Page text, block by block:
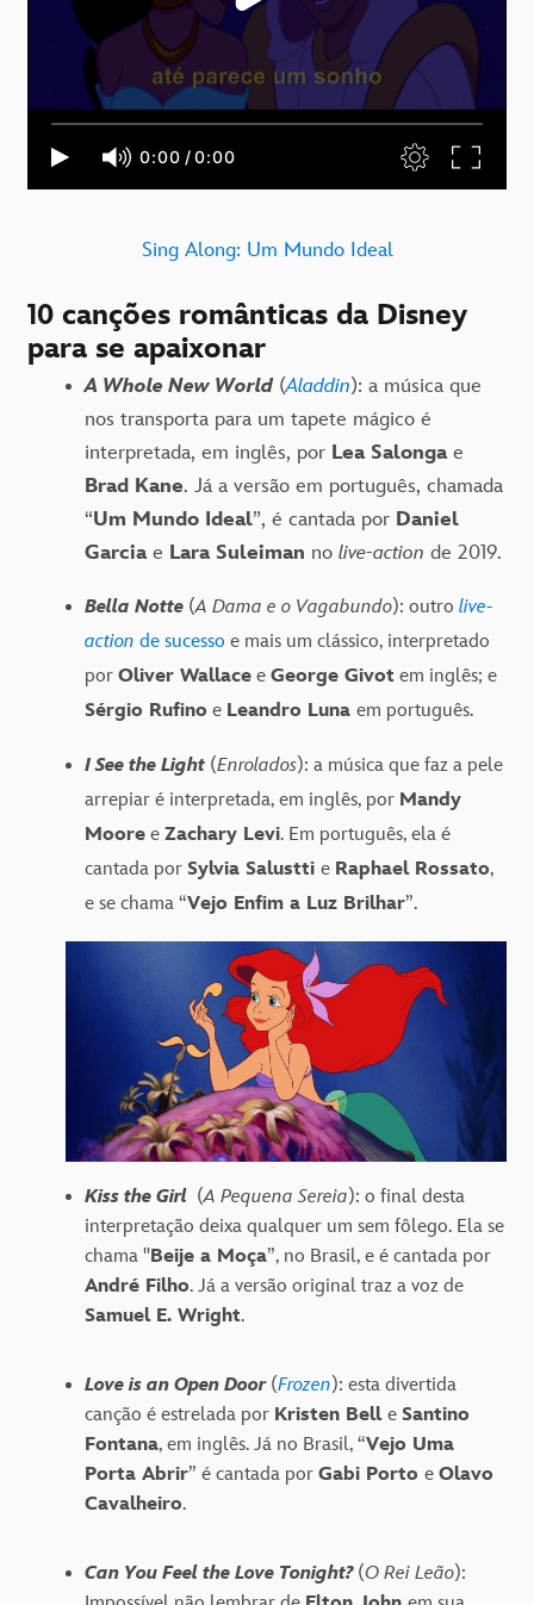
Sing Along: Um Mundo Ideal
10 canções românticas da Disney
para se apaixonar
A Whole New World(Aladdin): a música que
nos transporta para um tapete mágico é
interpretada, em inglês, por Lea Salonga e
Brad Kane. Já a versão em português, chamada
“Um Mundo Ideal”, é cantada por Daniel
Garcia e Lara Suleiman no live-action de 2019.
Bella Notte (A Dama e o Vagabundo): outro live-
action de sucesso e mais um clássico, interpretado
por Oliver Wallace e George Givot em inglês; e
Sérgio Rufino e Leandro Luna em português.
I See the Light (Enrolados): a música que faz a pele
arrepiar é interpretada, em inglês, por Mandy
Moore e Zachary Levi. Em português, ela é
cantada por Sylvia Salustti e Raphael Rossato,
e se chama “Vejo Enfim a Luz Brilhar”.
Kiss the Girl (A Pequena Sereia): o final desta
interpretação deixa qualquer um sem fôlego. Ela se
chama "Beije a Moça”, no Brasil, e é cantada por
André Filho. Já a versão original traz a voz de
Samuel E. Wright.
Love is an Open Door(Frozen): esta divertida
canção é estrelada por Kristen Bell e Santino
Fontana, em inglês. Já no Brasil, “Vejo Uma
Porta Abrir” é cantada por Gabi Porto e Olavo
Cavalheiro.
Can You Feel the Love Tonight? (O Rei Leão):